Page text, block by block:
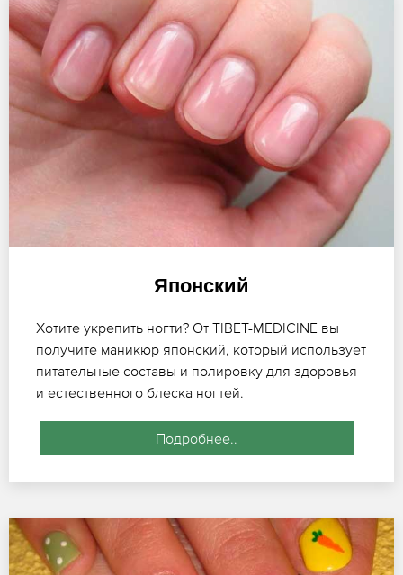
Японский
Хотите укрепить ногти? От TIBET-MEDICINE вы
получите маникюр японский, который использует
питательные составы и полировку для здоровья
и естественного блеска ногтей.
Подробнее..